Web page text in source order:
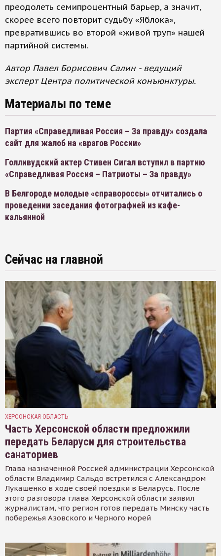
преодолеть семипроцентный барьер, а значит,
скорее всего повторит судьбу «Яблока»,
превратившись во второй «живой труп» нашей
партийной системы.
Автор Павел Борисович Салин - ведущий
эксперт Центра политической конъюнктуры.
Материалы по теме
Партия «Справедливая Россия – За правду» создала
сайт для жалоб на «врагов России»
Голливудский актер Стивен Сигал вступил в партию
«Справедливая Россия – Патриоты – За правду»
В Белгороде молодые «справороссы» отчитались о
проведении заседания фотографией из кафе-
кальянной
Сейчас на главной
ХЕРСОНСКАЯ ОБЛАСТЬ
Часть Херсонской области предложили
передать Беларуси для строительства
санаториев
Глава назначенной Россией администрации Херсонской
области Владимир Сальдо встретился с Александром
Лукашенко в ходе своей поездки в Беларусь. После
этого разговора глава Херсонской области заявил
журналистам, что регион готов передать Минску часть
побережья Азовского и Черного морей